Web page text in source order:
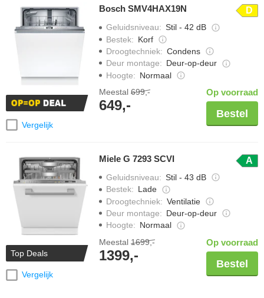
Vergelijk
Bosch SMV4HAX19N D
Geluidsniveau: Stil - 42 dB
Bestek: Korf
Droogtechniek: Condens
Deur montage: Deur-op-deur
Hoogte: Normaal
Meestal 699,-
649,-
Op voorraad
Bestel
Top Deals
Vergelijk
Miele G 7293 SCVI A
Geluidsniveau: Stil - 43 dB
Bestek: Lade
Droogtechniek: Ventilatie
Deur montage: Deur-op-deur
Hoogte: Normaal
Meestal 1699,-
1399,-
Op voorraad
Bestel